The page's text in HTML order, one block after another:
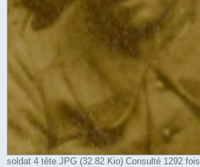
soldat 4 tête.JPG (32.82 Kio) Consulté 1292 fois